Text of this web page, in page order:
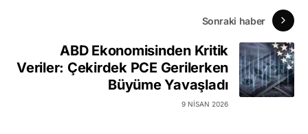
Sonraki haber
ABD Ekonomisinden Kritik
Veriler: Çekirdek PCE Gerilerken
Büyüme Yavaşladı
9 NISAN 2026